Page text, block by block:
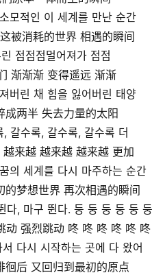
모적인 이 세계를 만난 순간
被消耗的世界 相遇的瞬间
점점점멀어져가 점점
渐渐渐 变得遥远 渐渐
버린 채 힘을 잃어버린 태양
成两半 失去力量的太阳
, 갈수록, 갈수록, 갈수록 더
越来越 越来越 越来越 更加
의 세계를 다시 마주하는 순간
的梦想世界 再次相遇的瞬间
다, 마구 뛴다. 둥 둥 둥 둥 둥 둥
动 强烈跳动 咚 咚 咚 咚 咚 咚
다시 시작하는 곳에 다 왔어
徊后 又回归到最初的原点